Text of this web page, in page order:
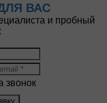
ВАС
и пробный
звонок